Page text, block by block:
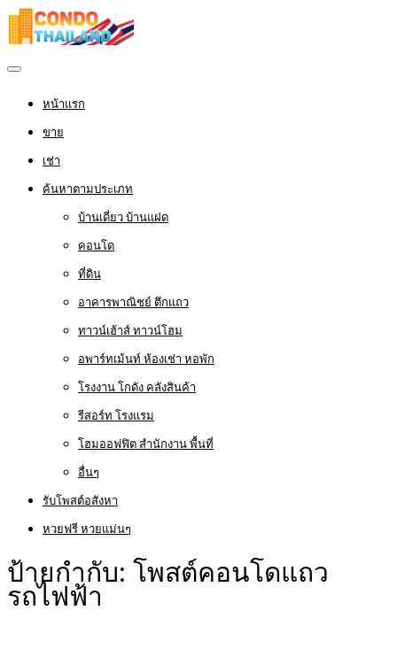
หน้าแรก
ขาย
เช่า
ค้นหาตามประเภท
บ้านเดี่ยว บ้านแฝด
คอนโด
ที่ดิน
อาคารพาณิชย์ ตึกแถว
ทาวน์เฮ้าส์ ทาวน์โฮม
อพาร์ทเม้นท์ ห้องเช่า หอพัก
โรงงาน โกดัง คลังสินค้า
รีสอร์ท โรงแรม
โฮมออฟฟิต สำนักงาน พื้นที่
อื่นๆ
รับโพสต์อสังหา
หวยฟรี หวยแม่นๆ
ป้ายกำกับ: โพสต์คอนโดแถว
รถไฟฟ้า